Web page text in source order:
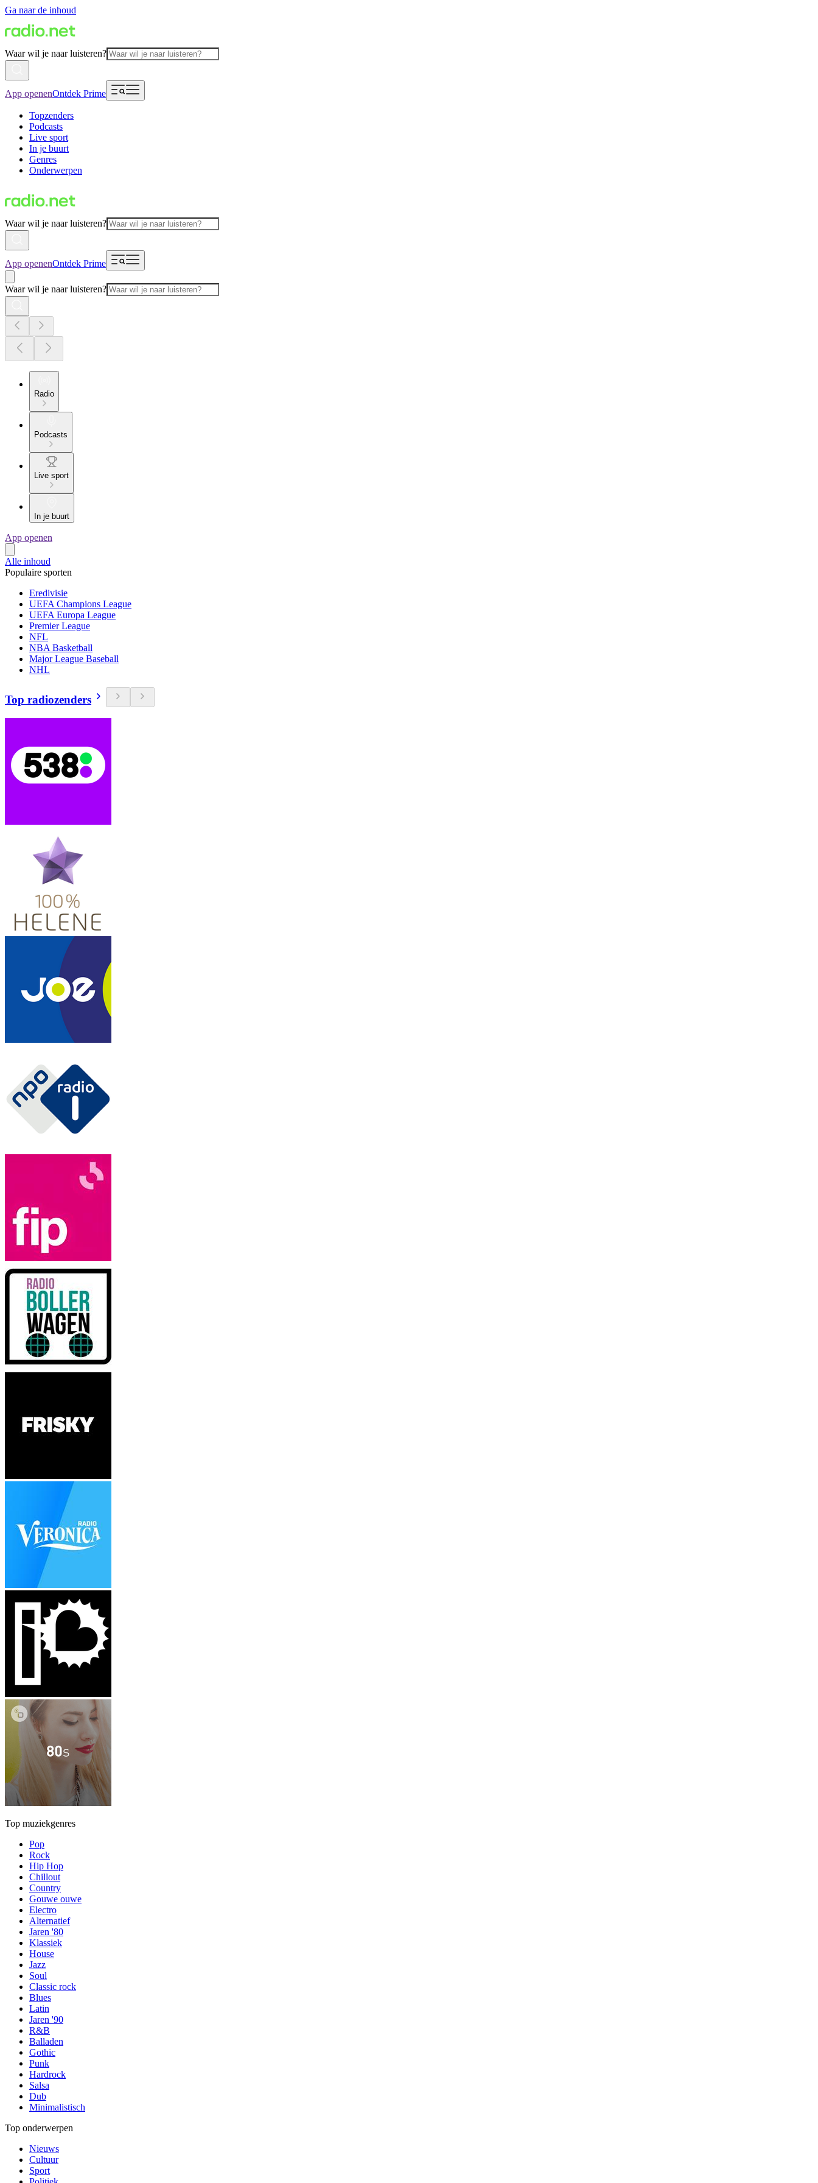
Ga naar de inhoud
Waar wil je naar luisteren?
App openenOntdek Prime
Topzenders
Podcasts
Live sport
In je buurt
Genres
Onderwerpen
Waar wil je naar luisteren?
App openenOntdek Prime
Waar wil je naar luisteren?
Radio
Podcasts
Live sport
In je buurt
App openen
Alle inhoud
Populaire sporten
Eredivisie
UEFA Champions League
UEFA Europa League
Premier League
NFL
NBA Basketball
Major League Baseball
NHL
Top radiozenders
Top muziekgenres
Pop
Rock
Hip Hop
Chillout
Country
Gouwe ouwe
Electro
Alternatief
Jaren '80
Klassiek
House
Jazz
Soul
Classic rock
Blues
Latin
Jaren '90
R&B
Balladen
Gothic
Punk
Hardrock
Salsa
Dub
Minimalistisch
Top onderwerpen
Nieuws
Cultuur
Sport